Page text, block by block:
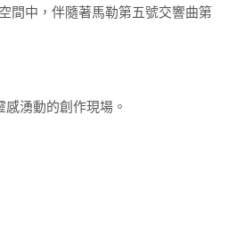
間中，伴隨著馬勒第五號交響曲第
湧動的創作現場。